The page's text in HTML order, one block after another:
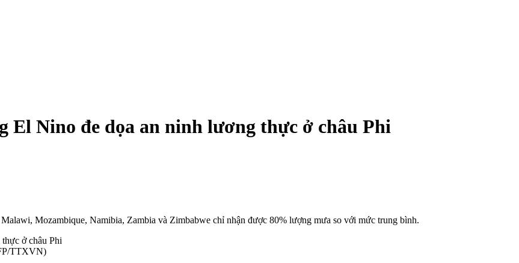
El Nino đe dọa an ninh lương thực ở châu Phi
Mozambique, Namibia, Zambia và Zimbabwe chỉ nhận được 80% lượng mưa so với mức trung bình.
TTXVN)